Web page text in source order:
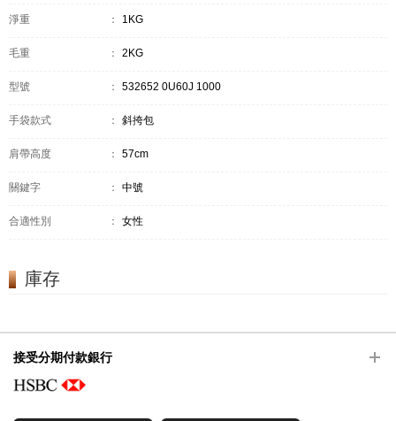
淨重 ： 1KG
毛重 ： 2KG
型號 ： 532652 0U60J 1000
手袋款式 ： 斜挎包
肩帶高度 ： 57cm
關鍵字 ： 中號
合適性別 ： 女性
庫存
接受分期付款銀行